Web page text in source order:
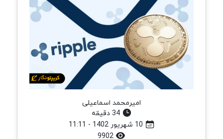
امیرمحمد اسماعیلی
34 دقیقه